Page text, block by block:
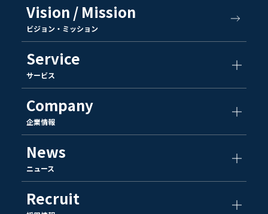
Vision / Mission
ビジョン・ミッション
Service
サービス
Company
企業情報
News
ニュース
Recruit